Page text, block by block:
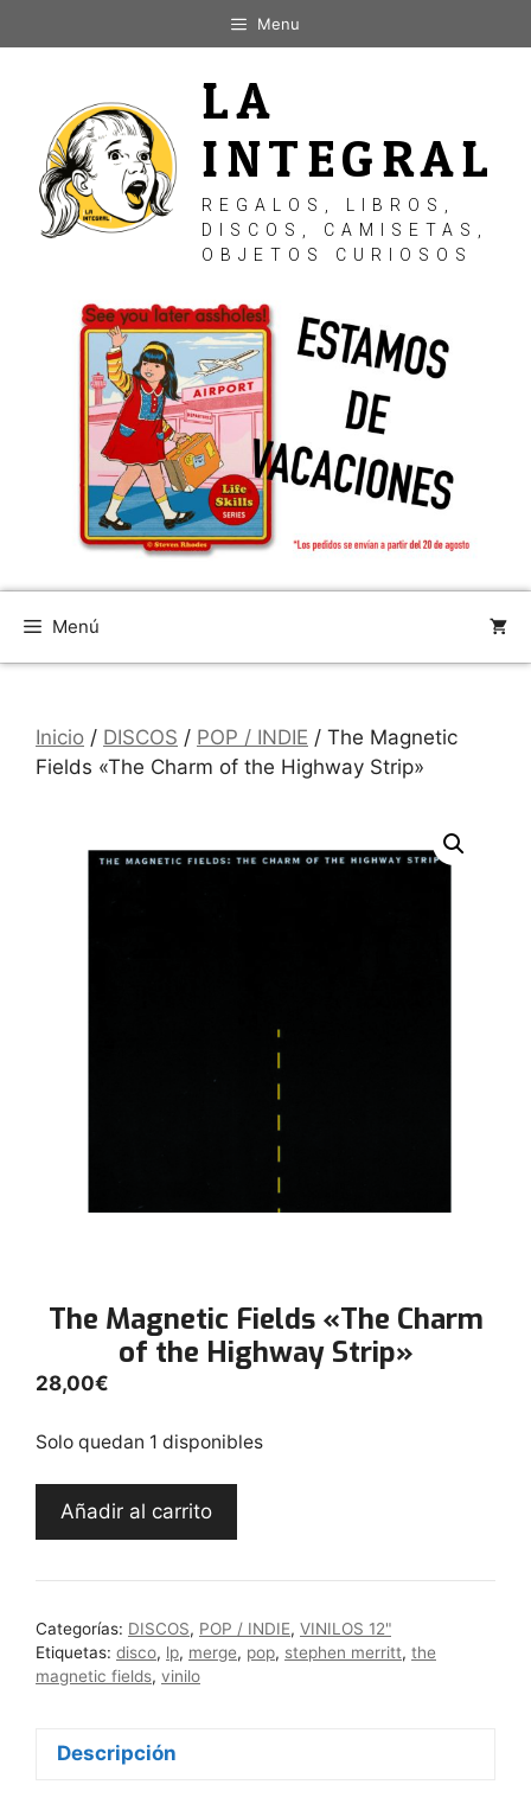
al
Menu
LA
INTEGRAL
REGALOS, LIBROS,
DISCOS, CAMISETAS,
OBJETOS CURIOSOS
Menú
Inicio / DISCOS / POP / INDIE / The Magnetic
Fields «The Charm of the Highway Strip»
The Magnetic Fields «The Charm
of the Highway Strip»
28,00€
Solo quedan 1 disponibles
Magnetic
"The
of
the
cantidad
Añadir al carrito
Categorías: DISCOS, POP / INDIE, VINILOS 12"
Etiquetas: disco, lp, merge, pop, stephen merritt, the
magnetic fields, vinilo
Descripción